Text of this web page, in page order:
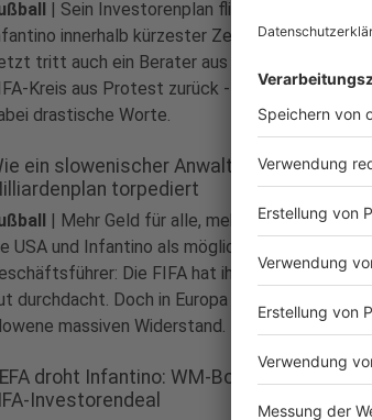
| Sein Investorenplan fliegt Gianni
innerhalb kürzester Zeit um die Ohren.
tritt auch ein Berater aus dem inneren
Kreis aus Protest zurück - und wählt
drastische Worte.
ein slowenischer Anwalt den WM-
torpediert
| Mehr Geld für alle, mehr Einfluss für
USA und Infantino als möglicher
Die FIFA hat ihren WM-Deal
durchdacht. Doch in Europa organisiert ein
massiven Widerstand.
droht Infantino: WM-Boykott bei
Investorendeal